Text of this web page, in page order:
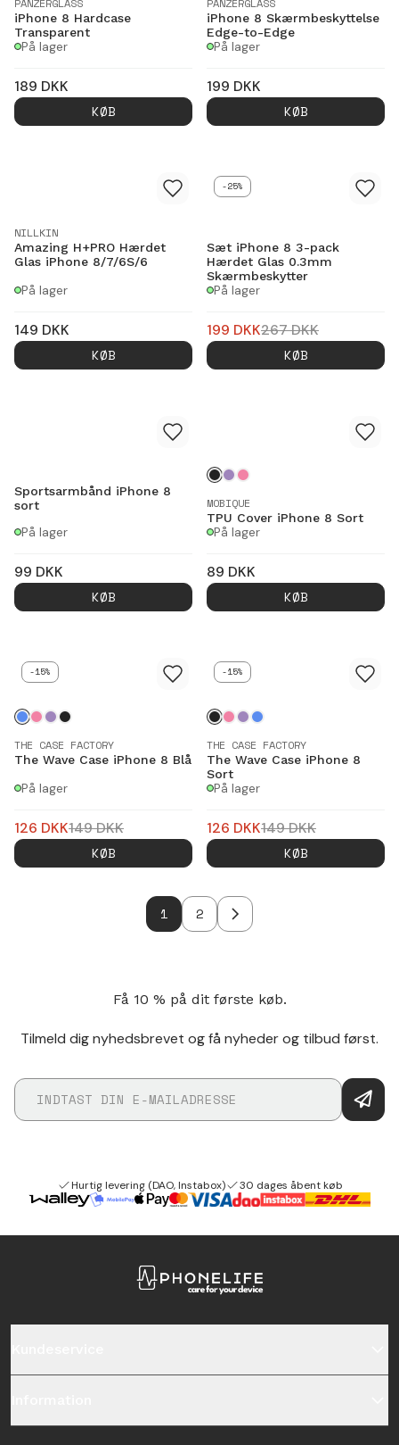
PANZERGLASS
iPhone 8 Hardcase
Transparent
På lager
189 DKK
KØB
PANZERGLASS
iPhone 8 Skærmbeskyttelse
Edge-to-Edge
På lager
199 DKK
KØB
NILLKIN
Amazing H+PRO Hærdet
Glas iPhone 8/7/6S/6
På lager
149 DKK
KØB
-25%
Sæt iPhone 8 3-pack
Hærdet Glas 0.3mm
Skærmbeskytter
På lager
199 DKK267DKK
KØB
Sportsarmbånd iPhone 8
sort
På lager
99 DKK
KØB
MOBIQUE
TPU Cover iPhone 8 Sort
På lager
89 DKK
KØB
-15%
THE CASE FACTORY
The Wave Case iPhone 8 Blå
På lager
126 DKK149DKK
KØB
-15%
THE CASE FACTORY
The Wave Case iPhone 8
Sort
På lager
126 DKK149DKK
KØB
1 2
Få 10 % på dit første køb.
Tilmeld dig nyhedsbrevet og få nyheder og tilbud først.
Hurtig levering (DAO, Instabox) 30 dages åbent køb